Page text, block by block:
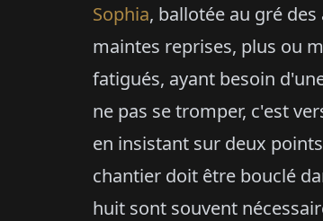
Sophia, ballotée au gré
maintes reprises, plus ou
fatigués, ayant besoin
ne pas se tromper, c'est
en insistant sur deux
chantier doit être bouclé
huit sont souvent